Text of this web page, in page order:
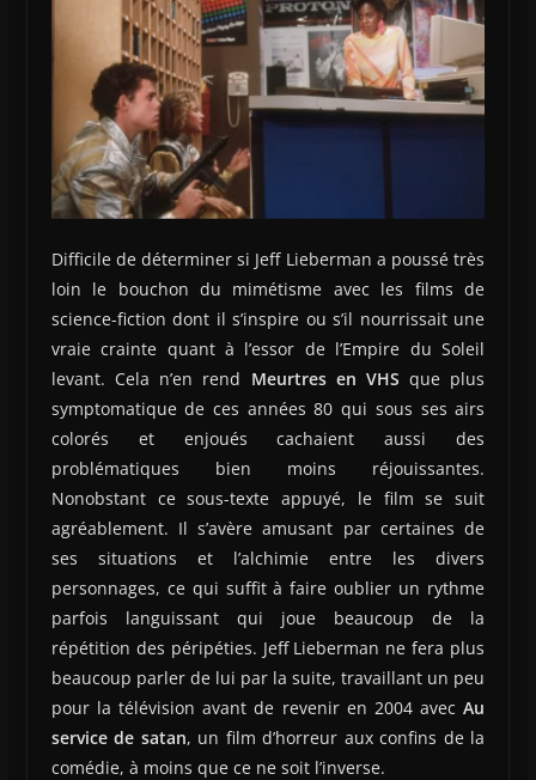
Difficile de déterminer si Jeff Lieberman a poussé très
loin le bouchon du mimétisme avec les films de
science-fiction dont il s’inspire ou s’il nourrissait une
vraie crainte quant à l’essor de l’Empire du Soleil
levant. Cela n’en rend Meurtres en VHS que plus
symptomatique de ces années 80 qui sous ses airs
colorés et enjoués cachaient aussi des
problématiques bien moins réjouissantes.
Nonobstant ce sous-texte appuyé, le film se suit
agréablement. Il s’avère amusant par certaines de
ses situations et l’alchimie entre les divers
personnages, ce qui suffit à faire oublier un rythme
parfois languissant qui joue beaucoup de la
répétition des péripéties. Jeff Lieberman ne fera plus
beaucoup parler de lui par la suite, travaillant un peu
pour la télévision avant de revenir en 2004 avecAu
service de satan, un film d’horreur aux confins de la
comédie, à moins que ce ne soit l’inverse.